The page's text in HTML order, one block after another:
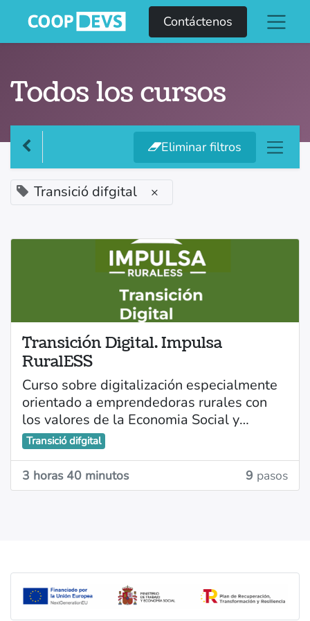
Contáctenos
Todos los cursos
Eliminar filtros
Transició difgital ×
Transición Digital. Impulsa
RuralESS
Curso sobre digitalización especialmente
orientado a emprendedoras rurales con
los valores de la Economia Social y
Solidaria, consta de 8 videos y las
diapositivas expuestas, la duración de
cada video es de entre 20 y 30 minutos.
Objetivos y contenidos del curso
Emprender desde la Economía Social y
Solidaria (ESS)
emprendedoras rurales
Metodologías y herramientas de
productividad
Transició difgital
3 horas 40 minutos 9 pasos